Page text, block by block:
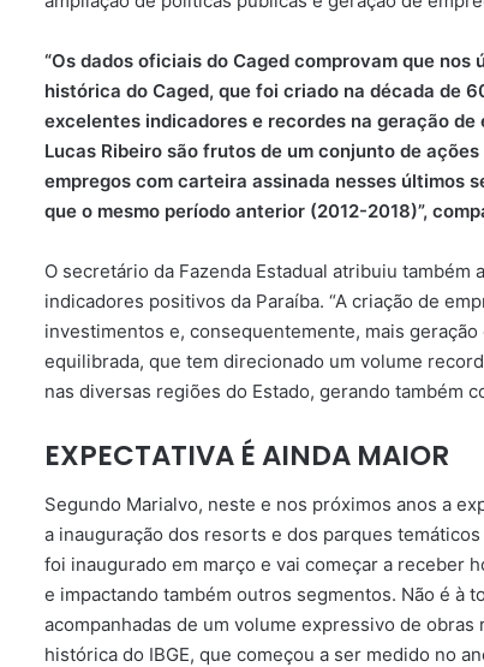
“Os dados oficiais do Caged comprovam que
histórica do Caged, que foi criado na década de
excelentes indicadores e recordes na geração
Lucas Ribeiro são frutos de um conjunto de
empregos com carteira assinada nesses últimos
que o mesmo período anterior (2012-2018)”,
O secretário da Fazenda Estadual atribuiu
indicadores positivos da Paraíba. “A criação de
investimentos e, consequentemente, mais
equilibrada, que tem direcionado um volume
nas diversas regiões do Estado, gerando também
EXPECTATIVA É AINDA MAIOR
Segundo Marialvo, neste e nos próximos anos a
a inauguração dos resorts e dos parques
foi inaugurado em março e vai começar a receber
e impactando também outros segmentos. Não é à
acompanhadas de um volume expressivo de
histórica do IBGE, que começou a ser medido no